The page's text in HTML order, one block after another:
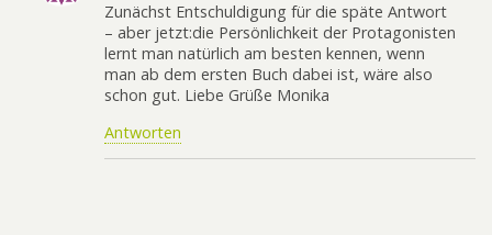
Zunächst Entschuldigung für die späte Antwort
– aber jetzt:die Persönlichkeit der Protagonisten
lernt man natürlich am besten kennen, wenn
man ab dem ersten Buch dabei ist, wäre also
schon gut. Liebe Grüße Monika
Antworten